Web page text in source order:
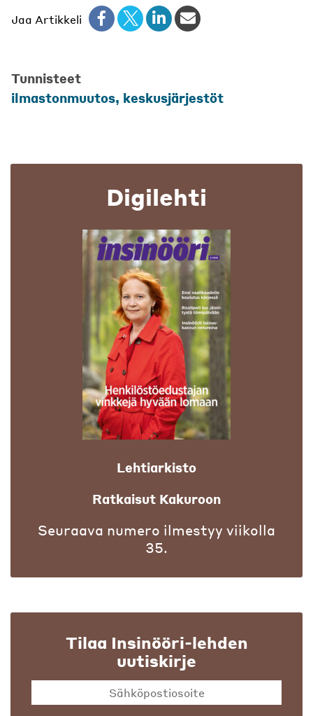
Jaa Artikkeli
Tunnisteet
ilmastonmuutos, keskusjärjestöt
Digilehti
Lehtiarkisto
Ratkaisut Kakuroon
Seuraava numero ilmestyy viikolla
35.
Tilaa Insinööri-lehden
uutiskirje